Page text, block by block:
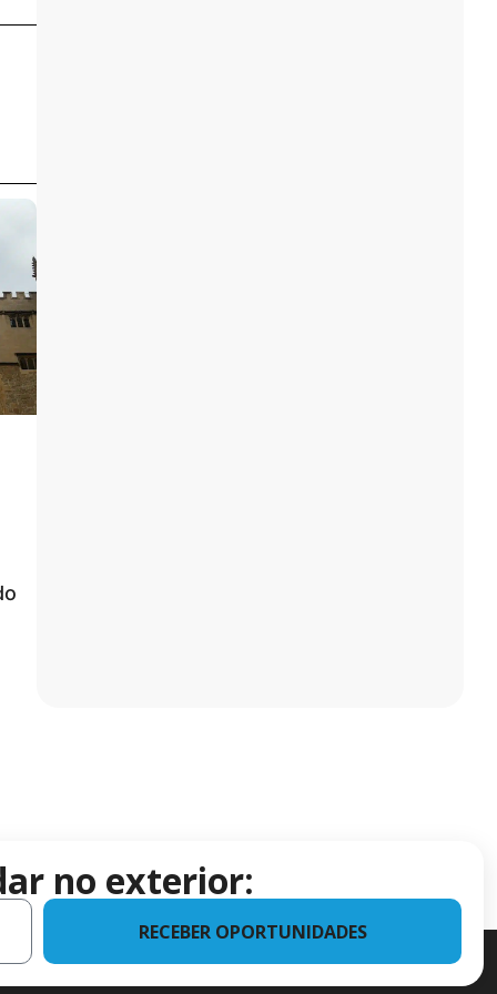
no exterior:
RECEBER OPORTUNIDADES